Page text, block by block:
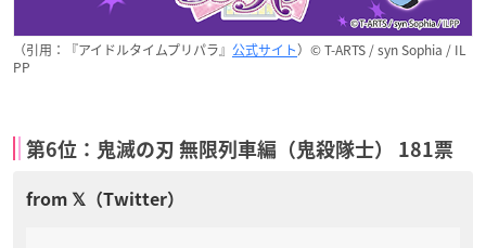
（引用：『アイドルタイムプリパラ』 公式サイト）© T-ARTS / syn Sophia / IL
PP
第6位：鬼滅の刃 無限列車編（鬼殺隊士） 181票